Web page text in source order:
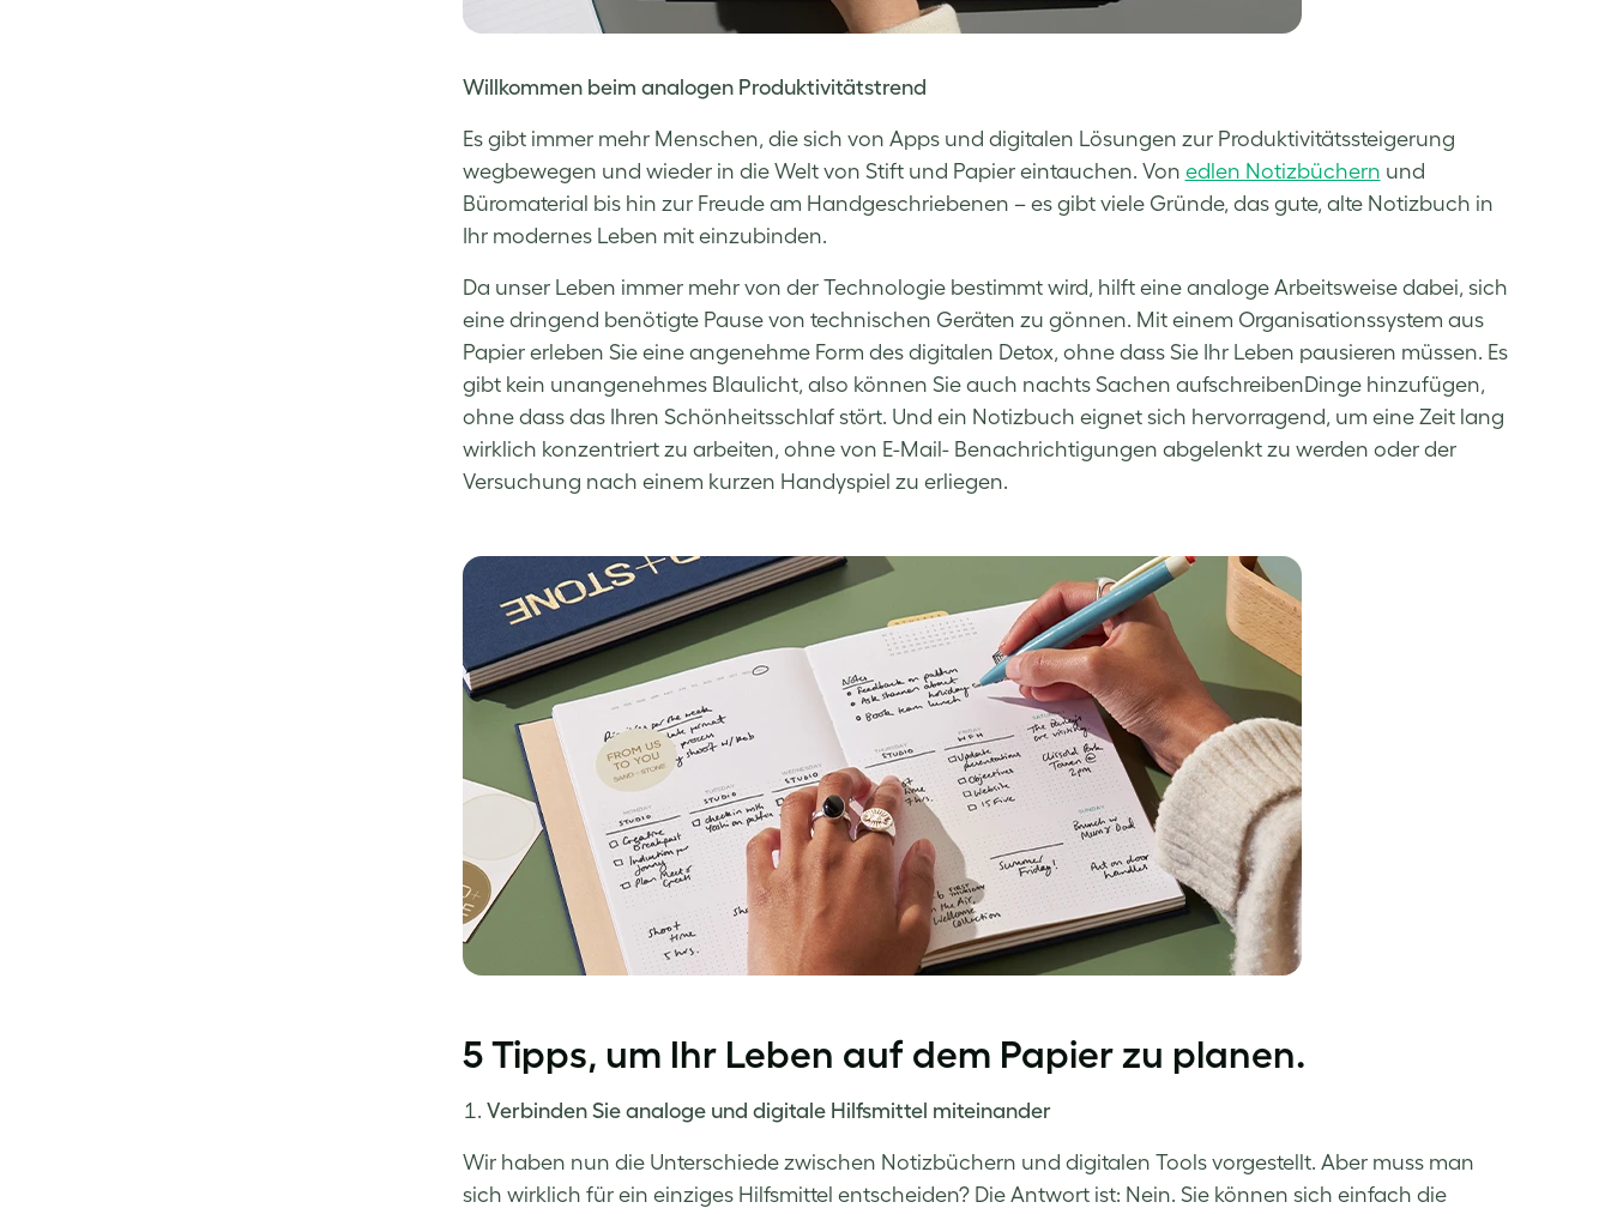
Willkommen beim analogen Produktivitätstrend
Es gibt immer mehr Menschen, die sich von Apps und digitalen Lösungen zur Produktivitätssteigerung
wegbewegen und wieder in die Welt von Stift und Papier eintauchen. Von edlen Notizbüchern und
Büromaterial bis hin zur Freude am Handgeschriebenen – es gibt viele Gründe, das gute, alte Notizbuch in
Ihr modernes Leben mit einzubinden.
Da unser Leben immer mehr von der Technologie bestimmt wird, hilft eine analoge Arbeitsweise dabei, sich
eine dringend benötigte Pause von technischen Geräten zu gönnen. Mit einem Organisationssystem aus
Papier erleben Sie eine angenehme Form des digitalen Detox, ohne dass Sie Ihr Leben pausieren müssen. Es
gibt kein unangenehmes Blaulicht, also können Sie auch nachts Sachen aufschreibenDinge hinzufügen,
ohne dass das Ihren Schönheitsschlaf stört. Und ein Notizbuch eignet sich hervorragend, um eine Zeit lang
wirklich konzentriert zu arbeiten, ohne von E-Mail- Benachrichtigungen abgelenkt zu werden oder der
Versuchung nach einem kurzen Handyspiel zu erliegen.
5 Tipps, um Ihr Leben auf dem Papier zu planen.
Verbinden Sie analoge und digitale Hilfsmittel miteinander
Wir haben nun die Unterschiede zwischen Notizbüchern und digitalen Tools vorgestellt. Aber muss man
sich wirklich für ein einziges Hilfsmittel entscheiden? Die Antwort ist: Nein. Sie können sich einfach die